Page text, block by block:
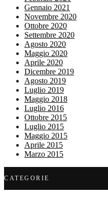
Gennaio 2021
Novembre 2020
Ottobre 2020
Settembre 2020
Agosto 2020
Maggio 2020
Aprile 2020
Dicembre 2019
Agosto 2019
Luglio 2019
Maggio 2018
Luglio 2016
Ottobre 2015
Luglio 2015
Maggio 2015
Aprile 2015
Marzo 2015
CATEGORIE